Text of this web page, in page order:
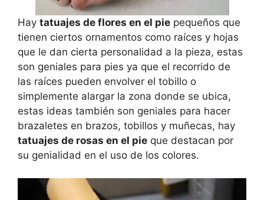
Hay tatuajes de flores en el pie pequeños que
tienen ciertos ornamentos como raíces y hojas
que le dan cierta personalidad a la pieza, estas
son geniales para pies ya que el recorrido de
las raíces pueden envolver el tobillo o
simplemente alargar la zona donde se ubica,
estas ideas también son geniales para hacer
brazaletes en brazos, tobillos y muñecas, hay
tatuajes de rosas en el pie que destacan por
su genialidad en el uso de los colores.